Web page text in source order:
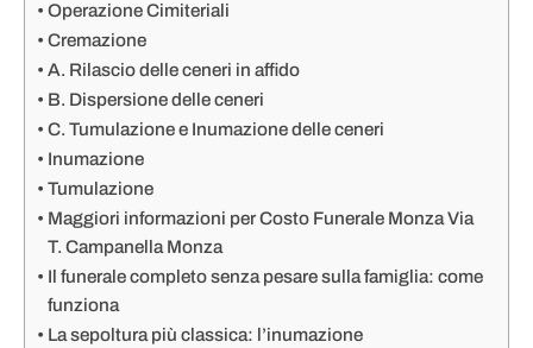
Operazione Cimiteriali
Cremazione
A. Rilascio delle ceneri in affido
B. Dispersione delle ceneri
C. Tumulazione e Inumazione delle ceneri
Inumazione
Tumulazione
Maggiori informazioni per Costo Funerale Monza Via
T. Campanella Monza
Il funerale completo senza pesare sulla famiglia: come
funziona
La sepoltura più classica: l’inumazione